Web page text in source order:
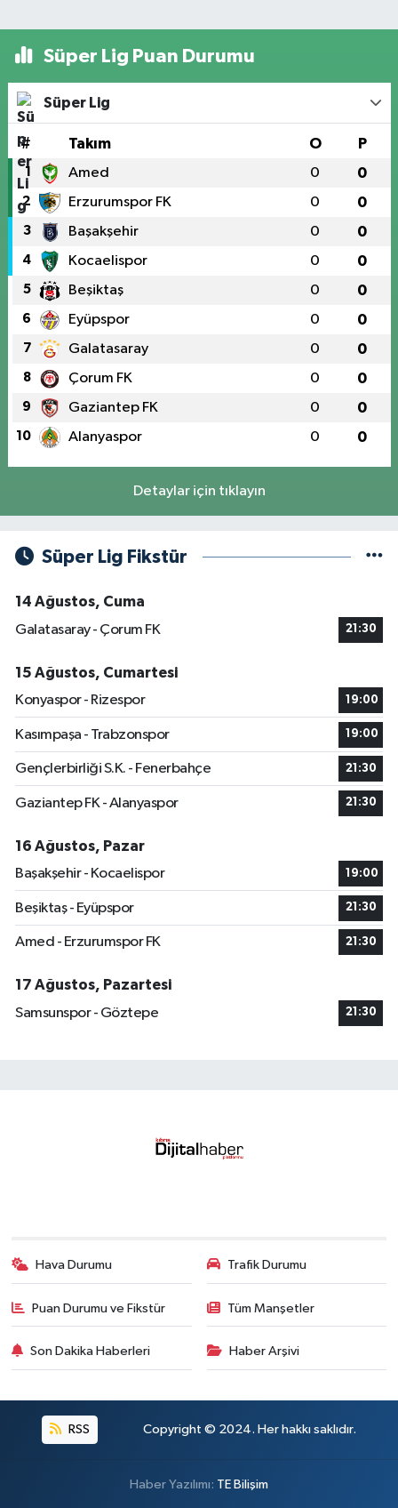
Süper Lig Puan Durumu
Süper Lig
# Takım O P
1 Amed 0 0
2 Erzurumspor FK 0 0
3 Başakşehir 0 0
4 Kocaelispor 0 0
5 Beşiktaş 0 0
6 Eyüpspor 0 0
7 Galatasaray 0 0
8 Çorum FK 0 0
9 Gaziantep FK 0 0
10 Alanyaspor 0 0
Detaylar için tıklayın
Süper Lig Fikstür
14 Ağustos, Cuma
Galatasaray - Çorum FK
21:30
15 Ağustos, Cumartesi
Konyaspor - Rizespor
19:00
Kasımpaşa - Trabzonspor 19:00
Gençlerbirliği S.K. - Fenerbahçe 21:30
Gaziantep FK - Alanyaspor 21:30
16 Ağustos, Pazar
Başakşehir - Kocaelispor
19:00
Beşiktaş - Eyüpspor 21:30
Amed - Erzurumspor FK 21:30
17 Ağustos, Pazartesi
Samsunspor - Göztepe
21:30
Hava Durumu Trafik Durumu
Puan Durumu ve Fikstür Tüm Manşetler
Son Dakika Haberleri Haber Arşivi
RSS Copyright © 2024. Her hakkı saklıdır.
Haber Yazılımı: TE Bilişim